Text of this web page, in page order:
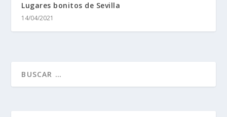
Lugares bonitos de Sevilla
14/04/2021